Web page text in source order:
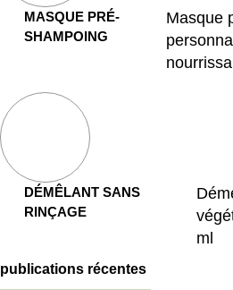
MASQUE PRÉ-
SHAMPOING
Masque
DÉMÊLANT SANS
RINÇAGE
ml
publications récentes